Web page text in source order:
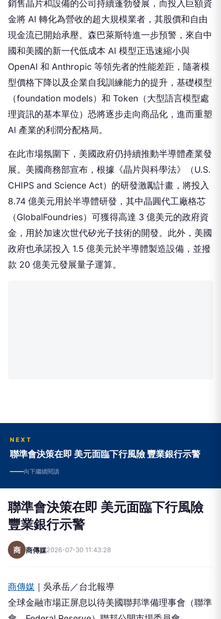
銷售晶片和設備的公司持續蓬勃發展，而投入巨額資
金將 AI 轉化為營收的超大規模業者，其股價和自由
現金流已開始承壓。森巴萊斯特進一步預警，來自中
國和美國的新一代低成本 AI 模型正迅速縮小與
OpenAI 和 Anthropic 等領先者的性能差距，隨著模
型價格下降以及企業自我訓練能力的提升，基礎模型
（foundation models）和 Token（大型語言模型處
理資訊的基本單位）恐將逐步走向商品化，進而重塑
AI 產業的利潤分配格局。
在此市場氛圍下，美國政府仍持續推動半導體產業發
展。美國商務部宣布，根據《晶片與科學法》（U.S.
CHIPS and Science Act）的研發激勵計畫，將投入
8.74 億美元用於半導體研發，其中晶圓代工廠格芯
（GlobalFoundries）可獲得高達 3 億美元的政府資
金，用於加速次世代矽光子技術的開發。此外，美國
政府也承諾投入 1.5 億美元於半導體製造設備，並撥
款 20 億美元發展量子運算。
NEXT
聯準會決策在即 美元面臨下行風險 豐業銀行示警
向下繼續閱讀
聯準會決策在即 美元面臨下行風險
豐業銀行示警
商 商傳媒2026-07-30 11:43:28
商傳媒 ｜吳承岳／台北報導
全球金融市場正屏息以待美國聯邦準備理事會（聯準